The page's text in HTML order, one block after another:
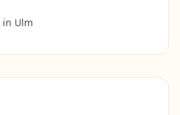
in Ulm